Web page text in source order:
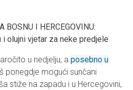
BOSNU I HERCEGOVINU:
olujni vjetar za neke predjele
u nedjelju, a posebno u
ponegdje mogući sunčani
stiže na zapadu i u Hercegovini,